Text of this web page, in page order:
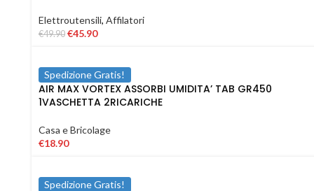
Elettroutensili, Affilatori
€49.90 €45.90
Spedizione Gratis!
AIR MAX VORTEX ASSORBI UMIDITA’ TAB GR450
1VASCHETTA 2RICARICHE
Casa e Bricolage
€18.90
Spedizione Gratis!